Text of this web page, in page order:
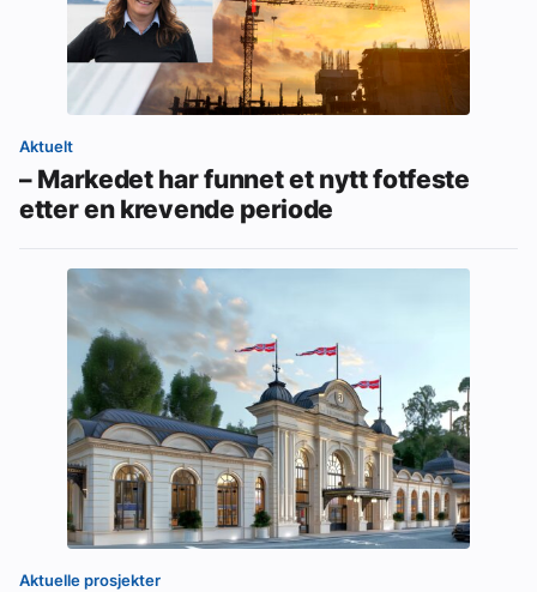
Aktuelt
– Markedet har funnet et nytt fotfeste
etter en krevende periode
Aktuelle prosjekter